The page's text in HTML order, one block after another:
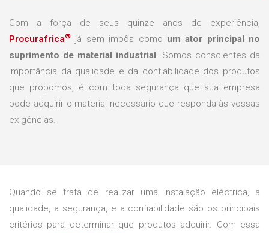
Com a força de seus quinze anos de experiência,
Procurafrica® já sem impôs como um ator principal no
suprimento de material industrial. Somos conscientes da
importância da qualidade e da confiabilidade dos produtos
que propomos, é com toda segurança que sua empresa
pode adquirir o material necessário que responda às vossas
exigências.
Quando se trata de realizar uma instalação eléctrica, a
qualidade, a segurança, e a confiabilidade são os principais
critérios para determinar que produtos adquirir. Com essa